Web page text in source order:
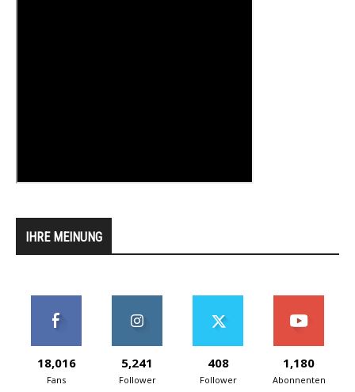
IHRE MEINUNG
18,016
Fans
5,241
Follower
408
Follower
1,180
Abonnenten